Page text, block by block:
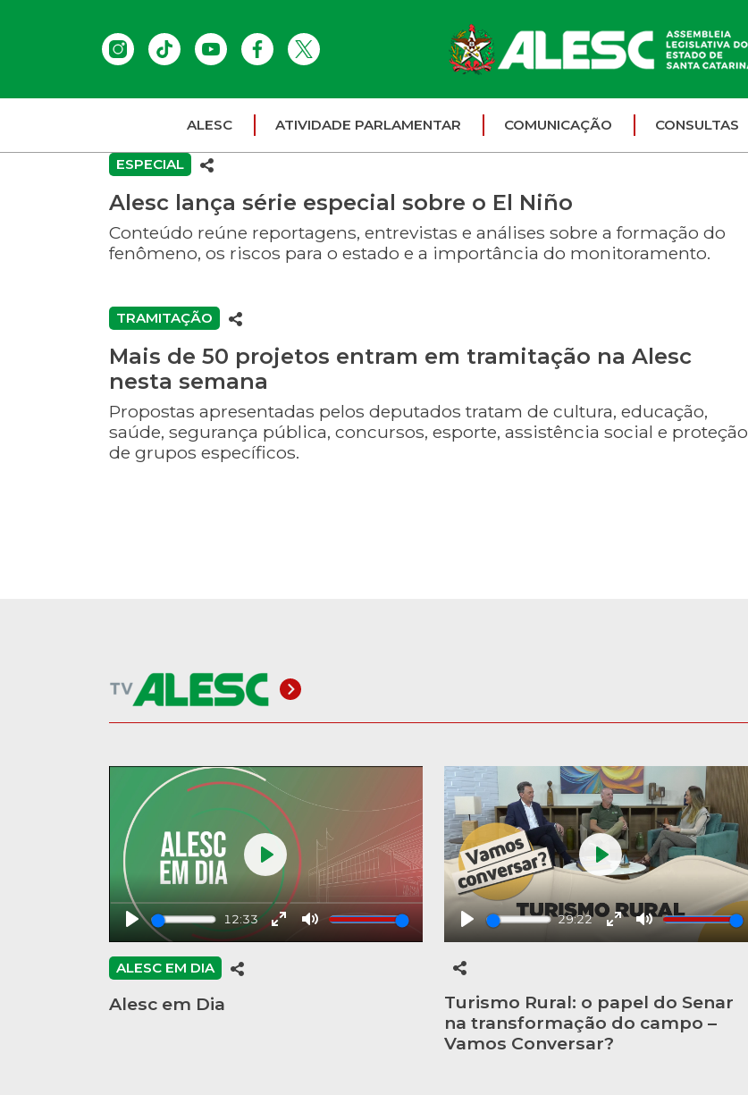
ALESC ATIVIDADE PARLAMENTAR COMUNICAÇÃO CONSULTAS
ESPECIAL
Alesc lança série especial sobre o El Niño
Conteúdo reúne reportagens, entrevistas e análises sobre a formação do
fenômeno, os riscos para o estado e a importância do monitoramento.
TRAMITAÇÃO
Mais de 50 projetos entram em tramitação na Alesc
nesta semana
Propostas apresentadas pelos deputados tratam de cultura, educação,
saúde, segurança pública, concursos, esporte, assistência social e proteção
de grupos específicos.
Play
12:33
EnterMute
Play
ALESC EM DIA
Alesc em Dia
Play
29:22
EnterMute
Play
Turismo Rural: o papel do Senar
na transformação do campo –
Vamos Conversar?